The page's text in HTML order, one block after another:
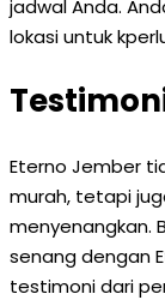
jadwal Anda.
lokasi untuk
Eterno Jember
murah, tetapi
menyenangkan.
senang dengan
testimoni dari